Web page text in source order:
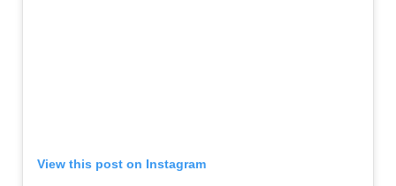
View this post on Instagram